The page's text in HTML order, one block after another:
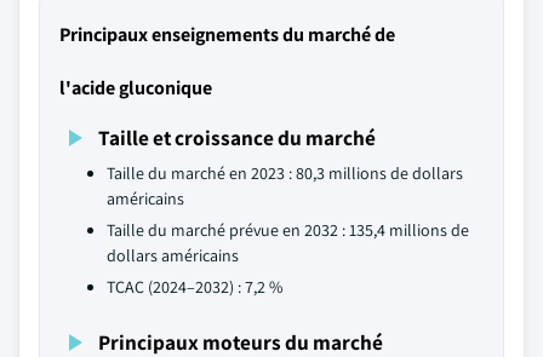
Principaux enseignements du marché de
l'acide gluconique
Taille et croissance du marché
Taille du marché en 2023 : 80,3 millions de dollars
américains
Taille du marché prévue en 2032 : 135,4 millions de
dollars américains
TCAC (2024–2032) : 7,2 %
Principaux moteurs du marché